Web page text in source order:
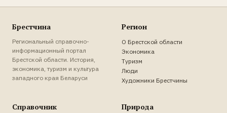
Брестчина
Региональный справочно-
информационный портал
Брестской области. История,
экономика, туризм и культура
западного края Беларуси
Регион
О Брестской области
Экономика
Туризм
Люди
Художники Брестчины
Справочник Природа